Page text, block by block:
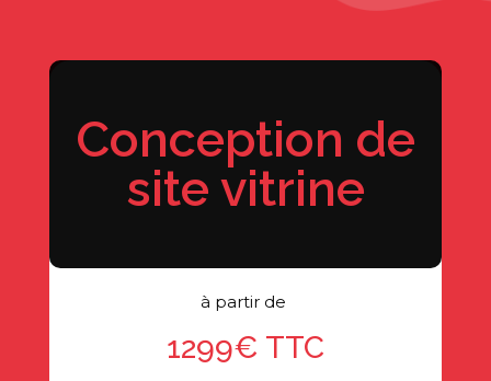
Conception de
site vitrine
à partir de
1299€ TTC